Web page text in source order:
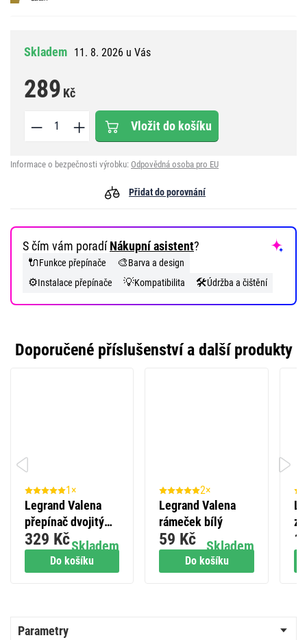
Skladem 11. 8. 2026 u Vás
289 Kč
Vložit do košíku
Informace o bezpečnosti výrobku: Odpovědná osoba pro EU
Přidat do porovnání
S čím vám poradíNákupní asistent?
🔌Funkce přepínače 🎨Barva a design
⚙️Instalace přepínače 💡Kompatibilita 🛠️Údržba a čištění
Doporučené příslušenství a další produkty
Do košíku
1×
Legrand Valena
přepínač dvojitý
střídavý č. 6+6,
bílý
Skladem
329 Kč
Do košíku
2×
Legrand Valena
rámeček bílý
Skladem
59 Kč
Parametry